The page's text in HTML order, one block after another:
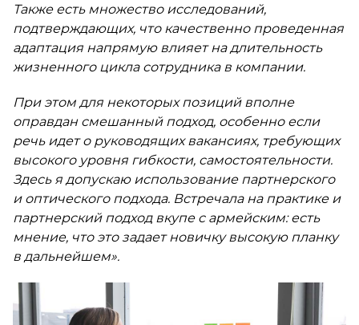
Также есть множество исследований,
подтверждающих, что качественно проведенная
адаптация напрямую влияет на длительность
жизненного цикла сотрудника в компании.
При этом для некоторых позиций вполне
оправдан смешанный подход, особенно если
речь идет о руководящих вакансиях, требующих
высокого уровня гибкости, самостоятельности.
Здесь я допускаю использование партнерского
и оптического подхода. Встречала на практике и
партнерский подход вкупе с армейским: есть
мнение, что это задает новичку высокую планку
в дальнейшем».